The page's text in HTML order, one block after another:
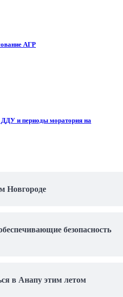
АГР
ДДУ и периоды моратория на
Новгороде
безопасность
в Анапу этим летом